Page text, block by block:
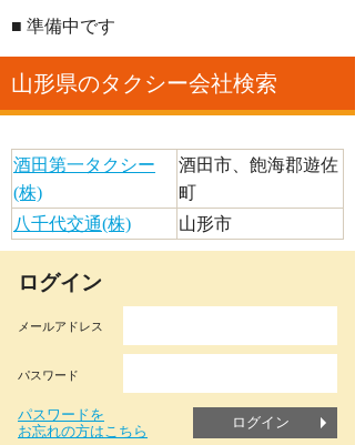
■ 準備中です
山形県のタクシー会社検索
酒田第一タクシー
(株)
酒田市、飽海郡遊佐
町
八千代交通(株)
山形市
ログイン
メールアドレス
パスワード
パスワードを
お忘れの方はこちら
ログイン